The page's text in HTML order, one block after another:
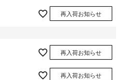
再入荷お知らせ
再入荷お知らせ
再入荷お知らせ